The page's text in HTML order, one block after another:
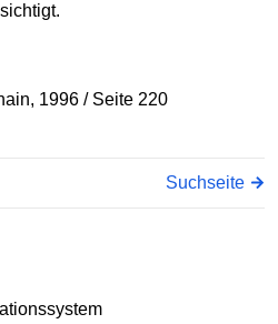
1996 / Seite 220
Suchseite